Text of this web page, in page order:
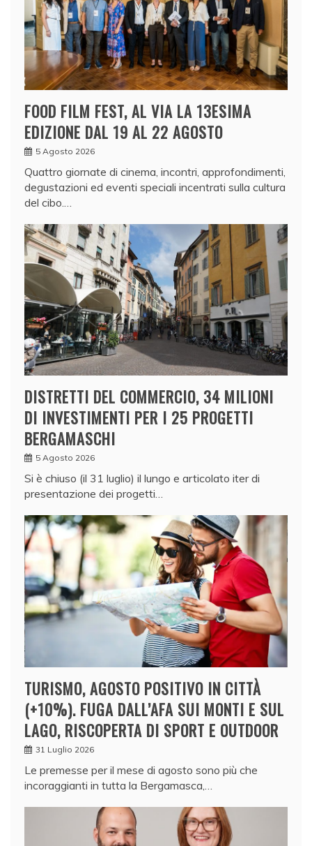
FOOD FILM FEST, AL VIA LA 13ESIMA
EDIZIONE DAL 19 AL 22 AGOSTO
5 Agosto 2026
Quattro giornate di cinema, incontri, approfondimenti,
degustazioni ed eventi speciali incentrati sulla cultura
del cibo.…
DISTRETTI DEL COMMERCIO, 34 MILIONI
DI INVESTIMENTI PER I 25 PROGETTI
BERGAMASCHI
5 Agosto 2026
Si è chiuso (il 31 luglio) il lungo e articolato iter di
presentazione dei progetti…
TURISMO, AGOSTO POSITIVO IN CITTÀ
(+10%). FUGA DALL’AFA SUI MONTI E SUL
LAGO, RISCOPERTA DI SPORT E OUTDOOR
31 Luglio 2026
Le premesse per il mese di agosto sono più che
incoraggianti in tutta la Bergamasca,…